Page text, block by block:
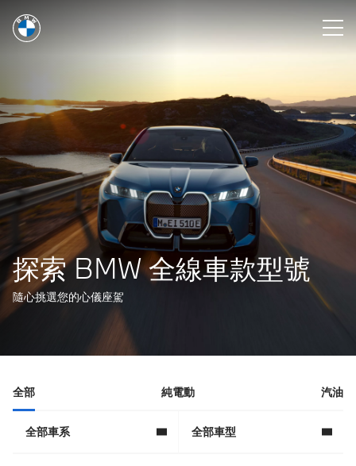
探索 BMW 全線車款型號
隨心挑選您的心儀座駕​
全部 純電動 汽油​
全部車系​ 全部車型​